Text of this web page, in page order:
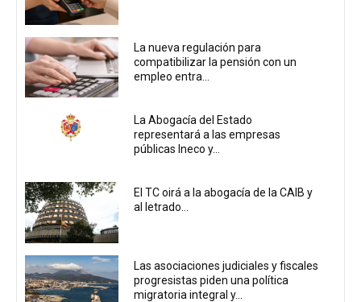
La nueva regulación para
compatibilizar la pensión con un
empleo entra...
La Abogacía del Estado
representará a las empresas
públicas Ineco y...
El TC oirá a la abogacía de la CAIB y
al letrado...
Las asociaciones judiciales y fiscales
progresistas piden una política
migratoria integral y...